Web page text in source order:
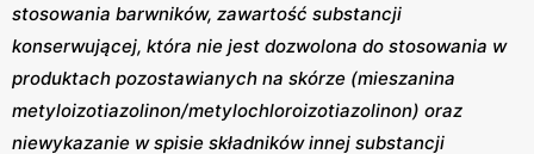
stosowania barwników, zawartość substancji
konserwującej, która nie jest dozwolona do stosowania w
produktach pozostawianych na skórze (mieszanina
metyloizotiazolinon/metylochloroizotiazolinon) oraz
niewykazanie w spisie składników innej substancji